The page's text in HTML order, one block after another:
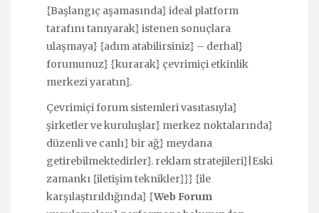
{Başlangıç aşamasında} ideal platform
tarafını tanıyarak} istenen sonuçlara
ulaşmaya} {adım atabilirsiniz} – derhal}
forumunuz} {kurarak} çevrimiçi etkinlik
merkezi yaratın}.
Çevrimiçi forum sistemleri vasıtasıyla}
şirketler ve kuruluşlar} merkez noktalarında}
düzenli ve canlı} bir ağ} meydana
getirebilmektedirler}. reklam stratejileri}|Eski
zamankı {iletişim teknikler}}} {ile
karşılaştırıldığında} {Web Forum